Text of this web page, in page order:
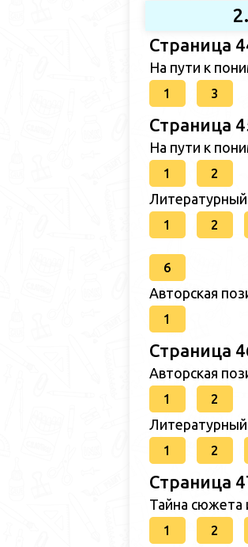
Страница
На пути к
1 3
Страница
На пути к
1 2
1 2
6
Авторская
1
Страница
Авторская
1 2
1 2
Страница
Тайна сюжета
1 2